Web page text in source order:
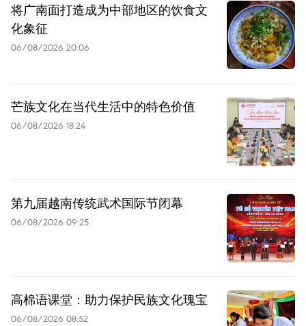
将广南面打造成为中部地区的饮食文
化象征
06/08/2026 20:06
芒族文化在当代生活中的特色价值
06/08/2026 18:24
第九届越南传统武术国际节闭幕
06/08/2026 09:25
高棉语课堂：助力保护民族文化瑰宝
06/08/2026 08:52